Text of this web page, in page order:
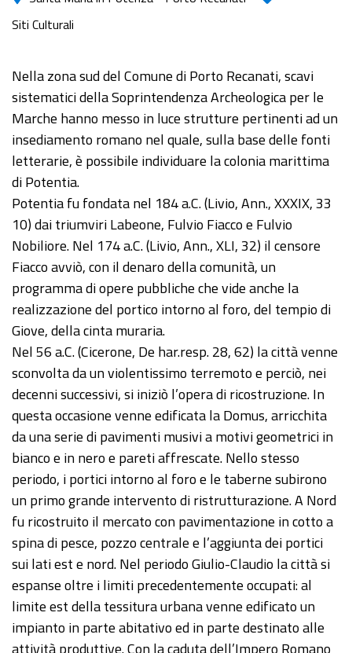
Siti Culturali
Nella zona sud del Comune di Porto Recanati, scavi
sistematici della Soprintendenza Archeologica per le
Marche hanno messo in luce strutture pertinenti ad un
insediamento romano nel quale, sulla base delle fonti
letterarie, è possibile individuare la colonia marittima
di Potentia.
Potentia fu fondata nel 184 a.C. (Livio, Ann., XXXIX, 33
10) dai triumviri Labeone, Fulvio Fiacco e Fulvio
Nobiliore. Nel 174 a.C. (Livio, Ann., XLI, 32) il censore
Fiacco avviò, con il denaro della comunità, un
programma di opere pubbliche che vide anche la
realizzazione del portico intorno al foro, del tempio di
Giove, della cinta muraria.
Nel 56 a.C. (Cicerone, De har.resp. 28, 62) la città venne
sconvolta da un violentissimo terremoto e perciò, nei
decenni successivi, si iniziò l’opera di ricostruzione. In
questa occasione venne edificata la Domus, arricchita
da una serie di pavimenti musivi a motivi geometrici in
bianco e in nero e pareti affrescate. Nello stesso
periodo, i portici intorno al foro e le taberne subirono
un primo grande intervento di ristrutturazione. A Nord
fu ricostruito il mercato con pavimentazione in cotto a
spina di pesce, pozzo centrale e l’aggiunta dei portici
sui lati est e nord. Nel periodo Giulio-Claudio la città si
espanse oltre i limiti precedentemente occupati: al
limite est della tessitura urbana venne edificato un
impianto in parte abitativo ed in parte destinato alle
attività produttive. Con la caduta dell’Impero Romano